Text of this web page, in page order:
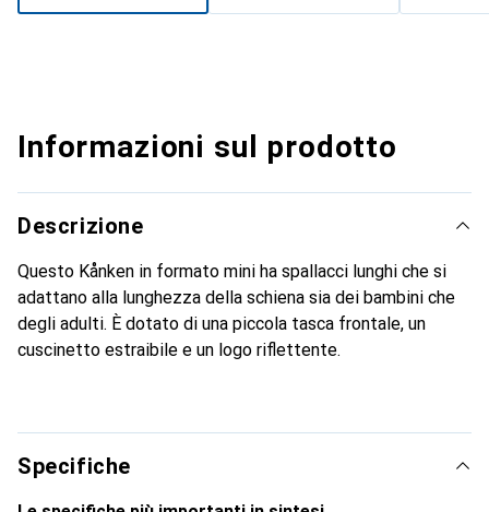
Informazioni sul prodotto
Descrizione
Questo Kånken in formato mini ha spallacci lunghi che si
adattano alla lunghezza della schiena sia dei bambini che
degli adulti. È dotato di una piccola tasca frontale, un
cuscinetto estraibile e un logo riflettente.
Specifiche